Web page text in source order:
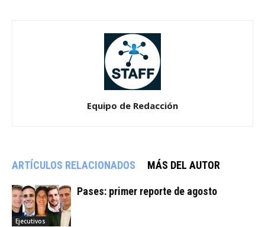
Equipo de Redacción
ARTÍCULOS RELACIONADOS MÁS DEL AUTOR
Ejecutivos
Pases: primer reporte de agosto